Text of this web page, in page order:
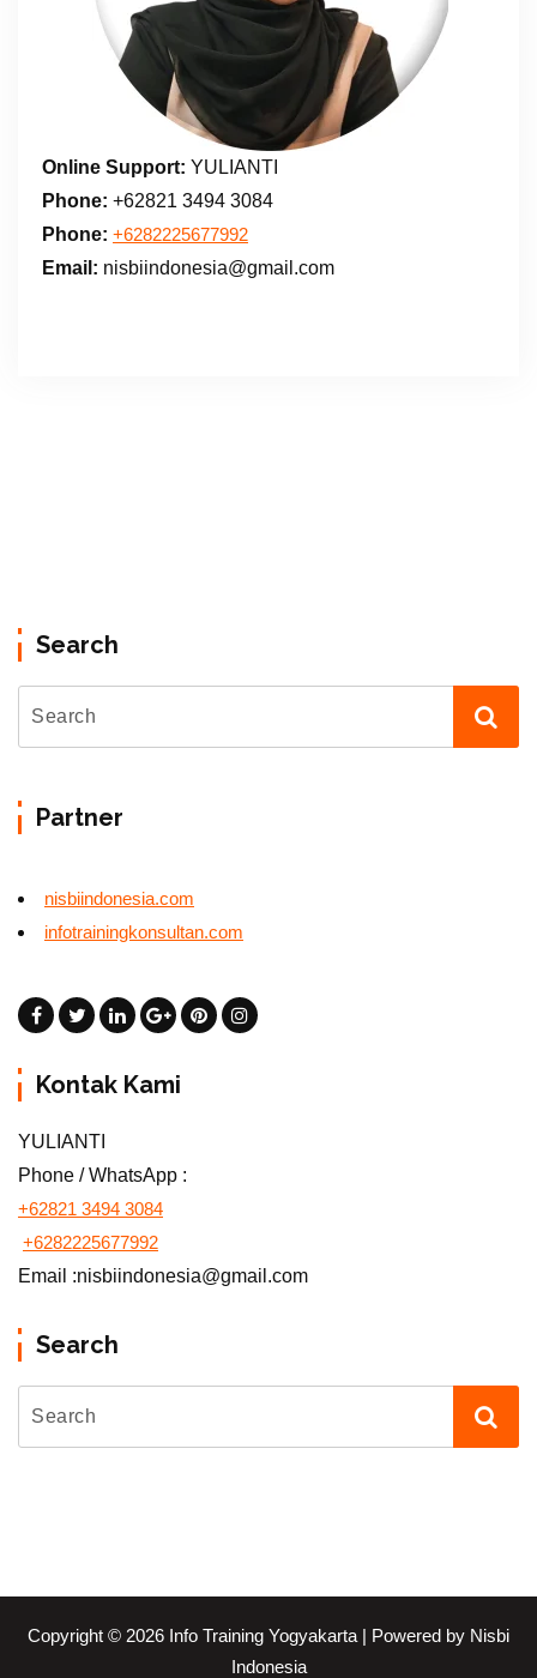
Online Support: YULIANTI
Phone: +62821 3494 3084
Phone: +6282225677992
Email: nisbiindonesia@gmail.com
Search
Partner
nisbiindonesia.com
infotrainingkonsultan.com
Kontak Kami
YULIANTI
Phone / WhatsApp :
+62821 3494 3084
+6282225677992
Email :nisbiindonesia@gmail.com
Search
Copyright © 2026 Info Training Yogyakarta | Powered by Nisbi
Indonesia